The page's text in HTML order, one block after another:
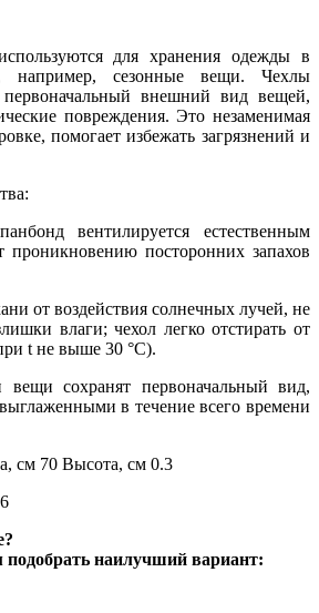
для хранения одежды в
например, сезонные вещи. Чехлы
внешний вид вещей,
повреждения. Это незаменимая
помогает избежать загрязнений и
вентилируется естественным
проникновению посторонних запахов
от воздействия солнечных лучей, не
влаги; чехол легко отстирать от
t не выше 30 °C).
сохранят первоначальный вид,
в течение всего времени
см 70 Высота, см 0.3
наилучший вариант: